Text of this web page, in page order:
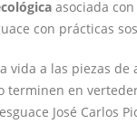
asociada
con prácticas
vida a las piezas de
terminen en
José Carlos